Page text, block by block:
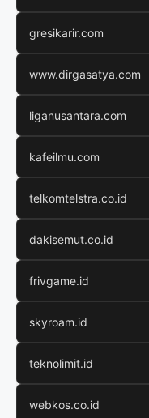
gresikarir.com
www.dirgasatya.com
liganusantara.com
kafeilmu.com
telkomtelstra.co.id
dakisemut.co.id
frivgame.id
skyroam.id
teknolimit.id
webkos.co.id